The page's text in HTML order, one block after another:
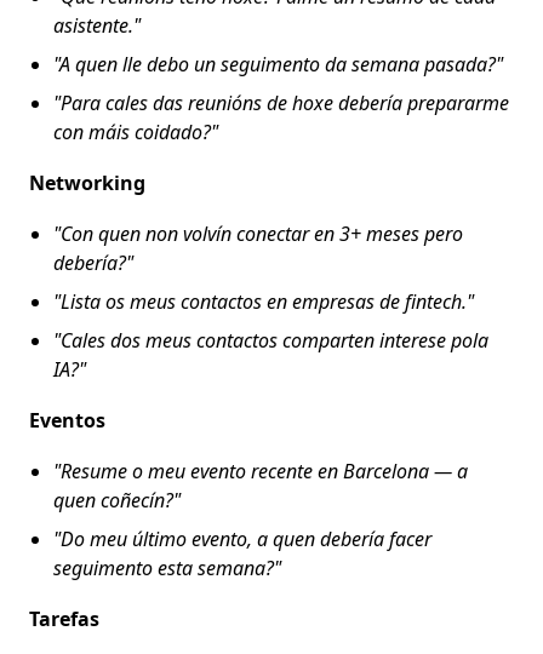
asistente."
"A quen lle debo un seguimento da semana pasada?"
"Para cales das reunións de hoxe debería prepararme
con máis coidado?"
Networking
"Con quen non volvín conectar en 3+ meses pero
debería?"
"Lista os meus contactos en empresas de fintech."
"Cales dos meus contactos comparten interese pola
IA?"
Eventos
"Resume o meu evento recente en Barcelona — a
quen coñecín?"
"Do meu último evento, a quen debería facer
seguimento esta semana?"
Tarefas